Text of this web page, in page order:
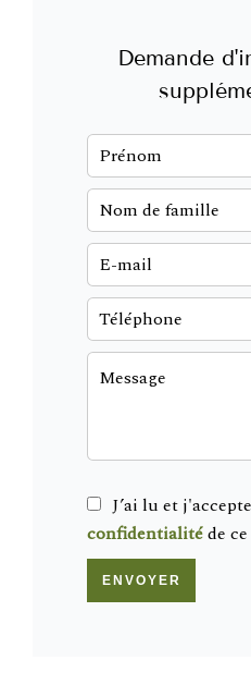
Demande
J’ai lu et
confidentialitéde
ENVOYER